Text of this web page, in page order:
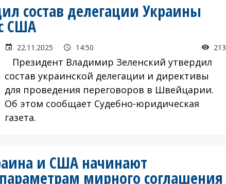
состав делегации Украины
США
22.11.2025 14:50 213
Президент Владимир Зеленский утвердил
состав украинской делегации и директивы
для проведения переговоров в Швейцарии.
Об этом сообщает Судебно-юридическая
газета.
и США начинают
мирного соглашения